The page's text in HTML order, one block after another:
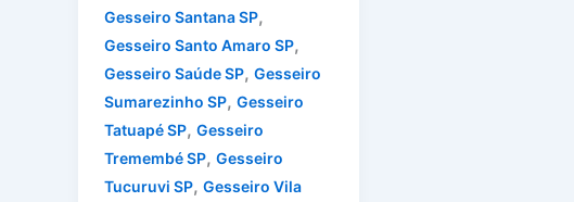
Gesseiro Santana SP,
Gesseiro Santo Amaro SP,
Gesseiro Saúde SP, Gesseiro
Sumarezinho SP, Gesseiro
Tatuapé SP, Gesseiro
Tremembé SP, Gesseiro
Tucuruvi SP, Gesseiro Vila